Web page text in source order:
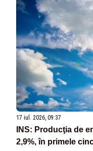
17 iul. 2026, 09:37
INS: Producţia de
2,9%, în primele